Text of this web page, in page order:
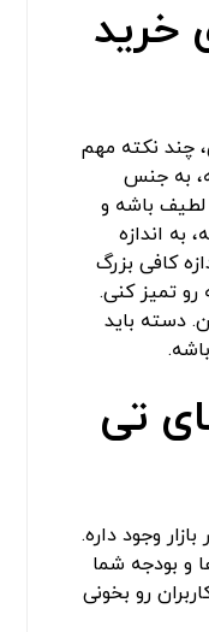
خرید
چند نکته مهم
به جنس
لطیف باشه و
اندازه
کافی بزرگ
رو تمیز کنی.
دسته باید
تی
وجود داره.
و بودجه شما
رو بخونی